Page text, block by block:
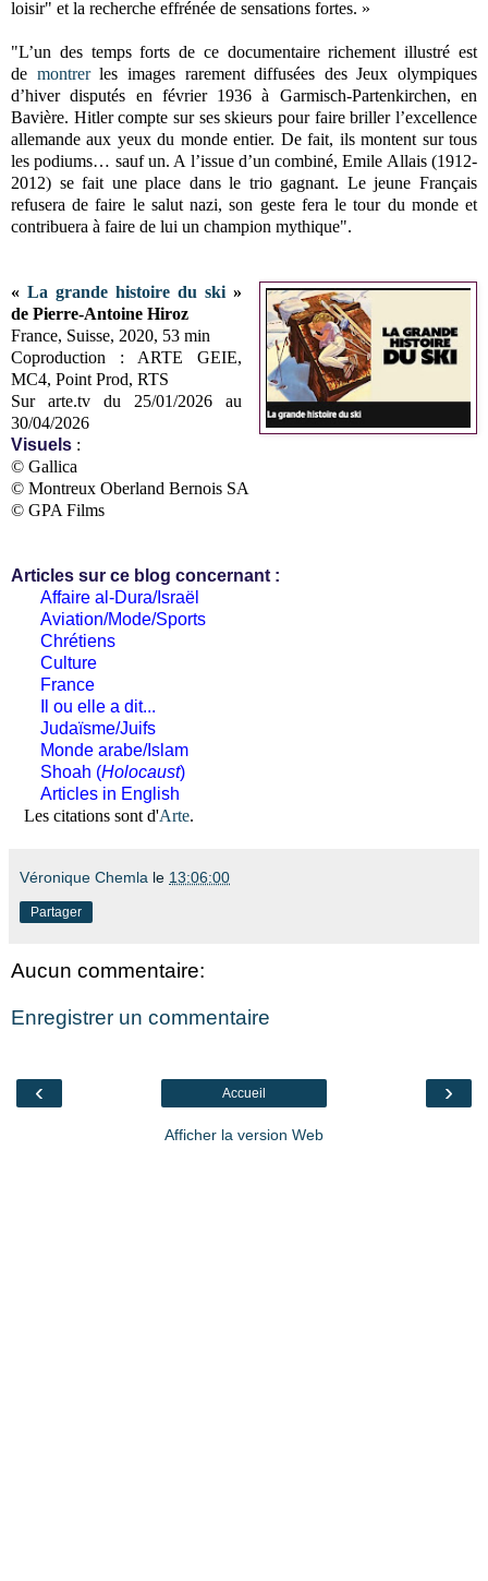
loisir" et la recherche effrénée de sensations fortes. »
"L’un des temps forts de ce documentaire richement illustré est
de montrerles images rarement diffusées des Jeux olympiques
d’hiver disputés en février 1936 à Garmisch-Partenkirchen, en
Bavière. Hitler compte sur ses skieurs pour faire briller l’excellence
allemande aux yeux du monde entier. De fait, ils montent sur tous
les podiums… sauf un. A l’issue d’un combiné, Emile Allais (1912-
2012) se fait une place dans le trio gagnant. Le jeune Français
refusera de faire le salut nazi, son geste fera le tour du monde et
contribuera à faire de lui un champion mythique".
« La grande histoire du ski »
de Pierre-Antoine Hiroz
France, Suisse, 2020, 53 min
Coproduction : ARTE GEIE,
MC4, Point Prod, RTS
Sur arte.tv du 25/01/2026 au
30/04/2026
Visuels :
© Gallica
© Montreux Oberland Bernois SA
© GPA Films
Articles sur ce blog concernant :
Affaire al-Dura/Israël
Aviation/Mode/Sports
Chrétiens
Culture
France
Il ou elle a dit...
Judaïsme/Juifs
Monde arabe/Islam
Shoah (Holocaust)
Articles in English
Les citations sont d'Arte.
Véronique Chemla le 13:06:00
Partager
Aucun commentaire:
Enregistrer un commentaire
‹ ›
Accueil
Afficher la version Web